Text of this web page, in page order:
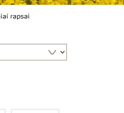
rapsai